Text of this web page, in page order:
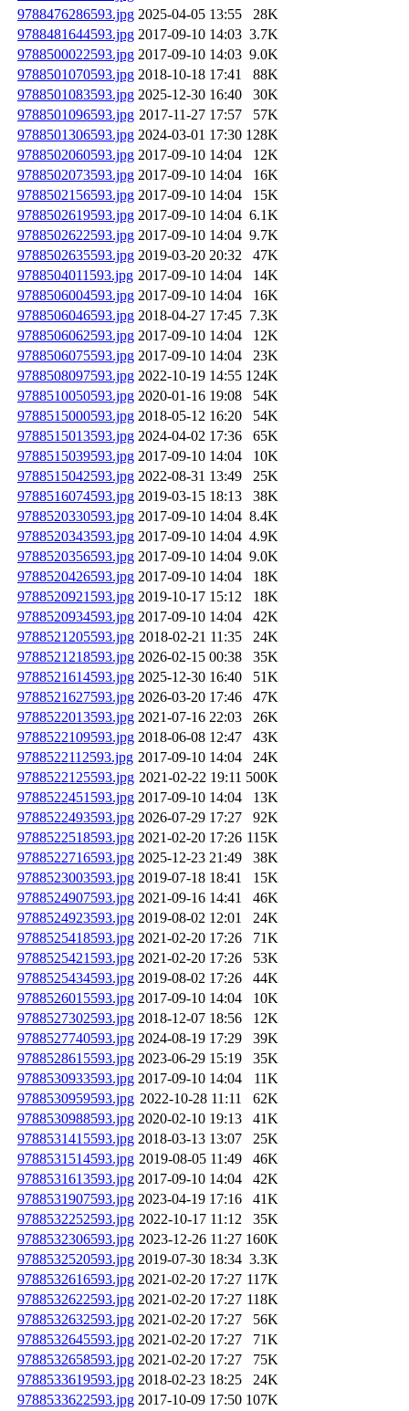
9788476286593.jpg 2025-04-05 13:55
28K
9788481644593.jpg 2017-09-10 14:03 3.7K
9788500022593.jpg 2017-09-10 14:03 9.0K
9788501070593.jpg 2018-10-18 17:41
88K
9788501083593.jpg 2025-12-30 16:40
30K
9788501096593.jpg 2017-11-27 17:57
57K
9788501306593.jpg 2024-03-01 17:30 128K
9788502060593.jpg 2017-09-10 14:04
12K
9788502073593.jpg 2017-09-10 14:04
16K
9788502156593.jpg 2017-09-10 14:04
15K
9788502619593.jpg 2017-09-10 14:04 6.1K
9788502622593.jpg 2017-09-10 14:04 9.7K
9788502635593.jpg 2019-03-20 20:32
47K
9788504011593.jpg 2017-09-10 14:04
14K
9788506004593.jpg 2017-09-10 14:04
16K
9788506046593.jpg 2018-04-27 17:45 7.3K
9788506062593.jpg 2017-09-10 14:04
12K
9788506075593.jpg 2017-09-10 14:04
23K
9788508097593.jpg 2022-10-19 14:55 124K
9788510050593.jpg 2020-01-16 19:08
54K
9788515000593.jpg 2018-05-12 16:20
54K
9788515013593.jpg 2024-04-02 17:36
65K
9788515039593.jpg 2017-09-10 14:04
10K
9788515042593.jpg 2022-08-31 13:49
25K
9788516074593.jpg 2019-03-15 18:13
38K
9788520330593.jpg 2017-09-10 14:04 8.4K
9788520343593.jpg 2017-09-10 14:04 4.9K
9788520356593.jpg 2017-09-10 14:04 9.0K
9788520426593.jpg 2017-09-10 14:04
18K
9788520921593.jpg 2019-10-17 15:12
18K
9788520934593.jpg 2017-09-10 14:04
42K
9788521205593.jpg 2018-02-21 11:35
24K
9788521218593.jpg 2026-02-15 00:38
35K
9788521614593.jpg 2025-12-30 16:40
51K
9788521627593.jpg 2026-03-20 17:46
47K
9788522013593.jpg 2021-07-16 22:03
26K
9788522109593.jpg 2018-06-08 12:47
43K
9788522112593.jpg 2017-09-10 14:04
24K
9788522125593.jpg 2021-02-22 19:11 500K
9788522451593.jpg 2017-09-10 14:04
13K
9788522493593.jpg 2026-07-29 17:27
92K
9788522518593.jpg 2021-02-20 17:26 115K
9788522716593.jpg 2025-12-23 21:49
38K
9788523003593.jpg 2019-07-18 18:41
15K
9788524907593.jpg 2021-09-16 14:41
46K
9788524923593.jpg 2019-08-02 12:01
24K
9788525418593.jpg 2021-02-20 17:26
71K
9788525421593.jpg 2021-02-20 17:26
53K
9788525434593.jpg 2019-08-02 17:26
44K
9788526015593.jpg 2017-09-10 14:04
10K
9788527302593.jpg 2018-12-07 18:56
12K
9788527740593.jpg 2024-08-19 17:29
39K
9788528615593.jpg 2023-06-29 15:19
35K
9788530933593.jpg 2017-09-10 14:04
11K
9788530959593.jpg 2022-10-28 11:11
62K
9788530988593.jpg 2020-02-10 19:13
41K
9788531415593.jpg 2018-03-13 13:07
25K
9788531514593.jpg 2019-08-05 11:49
46K
9788531613593.jpg 2017-09-10 14:04
42K
9788531907593.jpg 2023-04-19 17:16
41K
9788532252593.jpg 2022-10-17 11:12
35K
9788532306593.jpg 2023-12-26 11:27 160K
9788532520593.jpg 2019-07-30 18:34 3.3K
9788532616593.jpg 2021-02-20 17:27 117K
9788532622593.jpg 2021-02-20 17:27 118K
9788532632593.jpg 2021-02-20 17:27
56K
9788532645593.jpg 2021-02-20 17:27
71K
9788532658593.jpg 2021-02-20 17:27
75K
9788533619593.jpg 2018-02-23 18:25
24K
9788533622593.jpg 2017-10-09 17:50 107K